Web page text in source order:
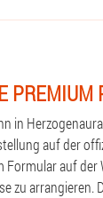
PREMIUM
in
auf der
auf
zu